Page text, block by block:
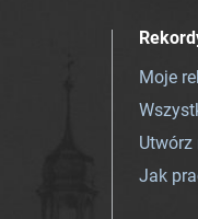
Moje
Utwórz
Jak